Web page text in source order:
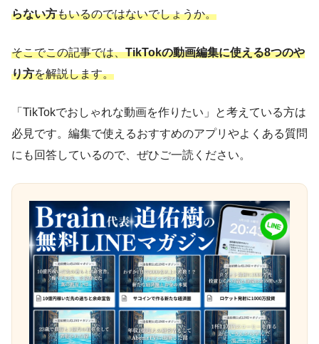
らない方もいるのではないでしょうか。
そこでこの記事では、TikTokの動画編集に使える8つのや
り方を解説します。
「TikTokでおしゃれな動画を作りたい」と考えている方は
必見です。編集で使えるおすすめのアプリやよくある質問
にも回答しているので、ぜひご一読ください。